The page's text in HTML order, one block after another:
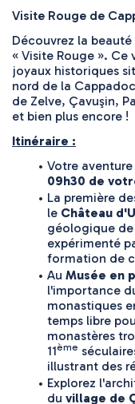
Visite Rouge de
Découvrez la
« Visite Rouge ».
joyaux historiques
nord de la
de Zelve, Çavuşin,
et bien plus encore !
Itinéraire :
Votre
09h30 de
La première
le Château
géologique
expérimenté
formation de
Au Musée en
l'importance
monastiques
temps libre
monastères
11ème
illustrant des
Explorez
du village de